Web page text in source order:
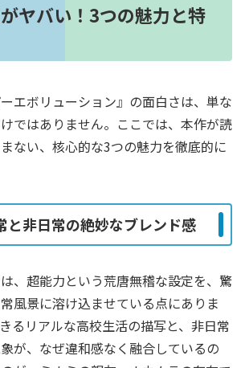
ヤバい！3つの魅力と特
ーエボリューション』の面白さは、単な
ではありません。ここでは、本作が読
ない、核心的な3つの魅力を徹底的に
非日常の絶妙なブレンド感
、超能力という荒唐無稽な設定を、驚
風景に溶け込ませている点にありま
るリアルな高校生活の描写と、非日常
が、なぜ違和感なく融合しているの